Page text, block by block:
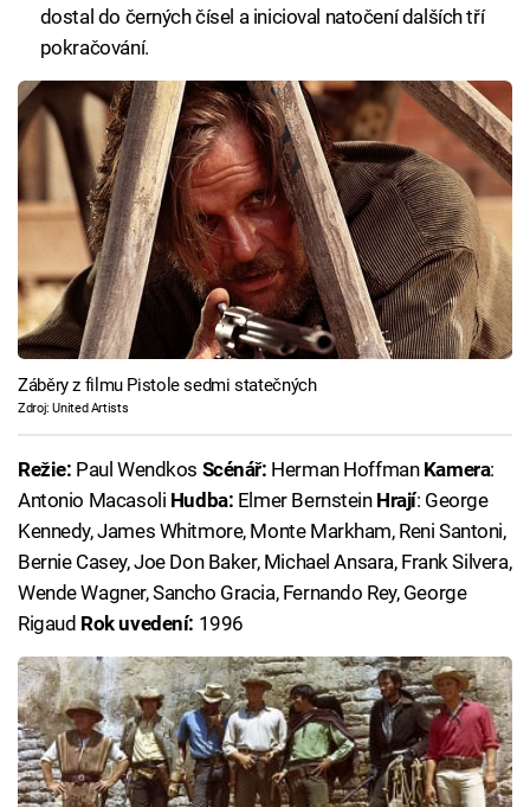
dostal do černých čísel a inicioval natočení dalších tří
pokračování.
Záběry z filmu Pistole sedmi statečných
Zdroj: United Artists
Režie: Paul Wendkos Scénář: Herman Hoffman Kamera:
Antonio Macasoli Hudba: Elmer Bernstein Hrají: George
Kennedy, James Whitmore, Monte Markham, Reni Santoni,
Bernie Casey, Joe Don Baker, Michael Ansara, Frank Silvera,
Wende Wagner, Sancho Gracia, Fernando Rey, George
Rigaud Rok uvedení: 1996